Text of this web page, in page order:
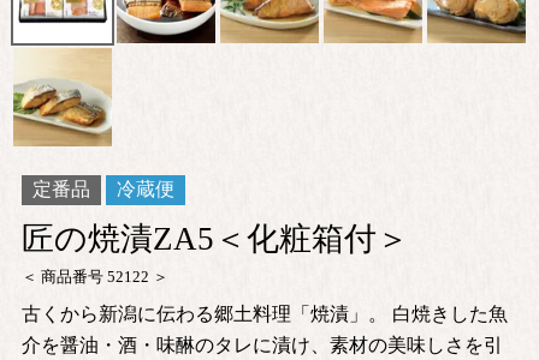
定番品 冷蔵便
匠の焼漬ZA5＜化粧箱付＞
商品番号 52122
古くから新潟に伝わる郷土料理「焼漬」。 白焼きした魚
介を醤油・酒・味醂のタレに漬け、素材の美味しさを引